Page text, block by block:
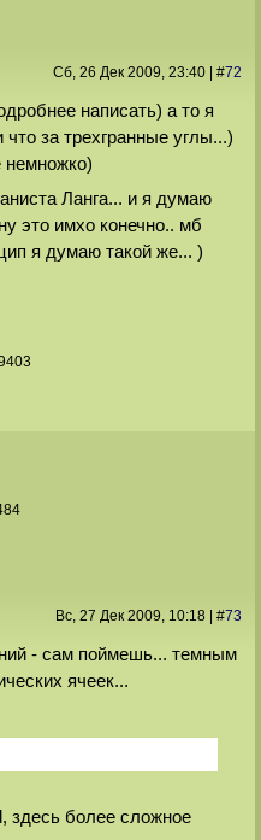
Сб, 26 Дек 2009, 23:40| #72
написать) а то я
что за трехгранные углы...)
немножко)
Ланга... и я думаю
это имхо конечно.. мб
я думаю такой же... )
Вс, 27 Дек 2009, 10:18| #73
- сам поймешь... темным
ячеек...
здесь более сложное